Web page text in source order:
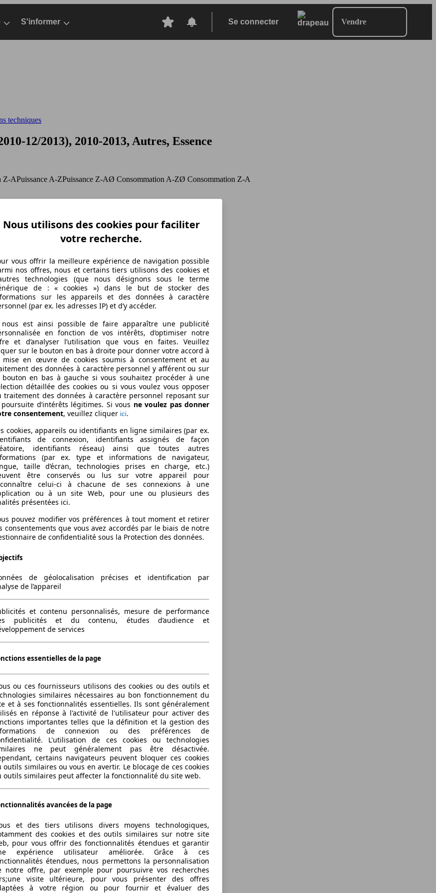
S'informer Se connecter Vendre
techniques
12/2013), 2010-2013, Autres, Essence
Z-APuissance A-ZPuissance Z-AØ Consommation A-ZØ Consommation Z-A
Puissance Ø Consommation
88 KW (120 PS) 7.2 l/100km
88 KW (120 PS) 7.2 l/100km
Nous utilisons des cookies pour faciliter
votre recherche.
vous offrir la meilleure expérience de navigation possible
nos offres, nous et certains tiers utilisons des cookies et
technologies (que nous désignons sous le terme
de : « cookies ») dans le but de stocker des
sur les appareils et des données à caractère
(par ex. les adresses IP) et d’y accéder.
est ainsi possible de faire apparaître une publicité
en fonction de vos intérêts, d’optimiser notre
et d’analyser l’utilisation que vous en faites. Veuillez
sur le bouton en bas à droite pour donner votre accord à
mise en œuvre de cookies soumis à consentement et au
des données à caractère personnel y afférent ou sur
bouton en bas à gauche si vous souhaitez procéder à une
détaillée des cookies ou si vous voulez vous opposer
traitement des données à caractère personnel reposant sur
d’intérêts légitimes. Si vous ne voulez pas donner
consentement, veuillez cliquer ici.
cookies, appareils ou identifiants en ligne similaires (par ex.
de connexion, identifiants assignés de façon
identifiants réseau) ainsi que toutes autres
(par ex. type et informations de navigateur,
taille d’écran, technologies prises en charge, etc.)
être conservés ou lus sur votre appareil pour
celui-ci à chacune de ses connexions à une
ou à un site Web, pour une ou plusieurs des
présentées ici.
pouvez modifier vos préférences à tout moment et retirer
consentements que vous avez accordés par le biais de notre
de confidentialité sous la Protection des données.
de géolocalisation précises et identification par
de l’appareil
et contenu personnalisés, mesure de performance
publicités et du contenu, études d’audience et
de services
essentielles de la page
ou ces fournisseurs utilisons des cookies ou des outils et
similaires nécessaires au bon fonctionnement du
et à ses fonctionnalités essentielles. Ils sont généralement
en réponse à l'activité de l'utilisateur pour activer des
importantes telles que la définition et la gestion des
de connexion ou des préférences de
L'utilisation de ces cookies ou technologies
ne peut généralement pas être désactivée.
certains navigateurs peuvent bloquer ces cookies
outils similaires ou vous en avertir. Le blocage de ces cookies
outils similaires peut affecter la fonctionnalité du site web.
avancées de la page
et des tiers utilisons divers moyens technologiques,
des cookies et des outils similaires sur notre site
pour vous offrir des fonctionnalités étendues et garantir
expérience utilisateur améliorée. Grâce à ces
étendues, nous permettons la personnalisation
notre offre, par exemple pour poursuivre vos recherches
visite ultérieure, pour vous présenter des offres
à votre région ou pour fournir et évaluer des